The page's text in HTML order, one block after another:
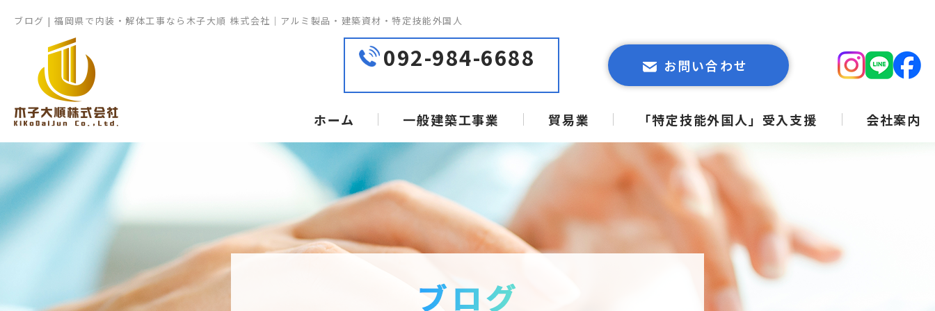
ブログ | 福岡県で内装・解体工事なら木子大順 株式会社｜アルミ製品・建築資材・特定技能外国人
092-984-6688 お問い合わせ
ホーム 一般建築工事業 貿易業 「特定技能外国人」受入支援 会社案内